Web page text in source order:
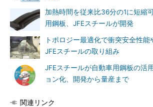
加熱時間を従来比36分の1に短縮
用鋼板、JFEスチールが開発
トポロジー最適化で衝突安全性能
JFEスチールの取り組み
JFEスチールが自動車用鋼板の活
ョン化、開発から量産まで
関連リンク